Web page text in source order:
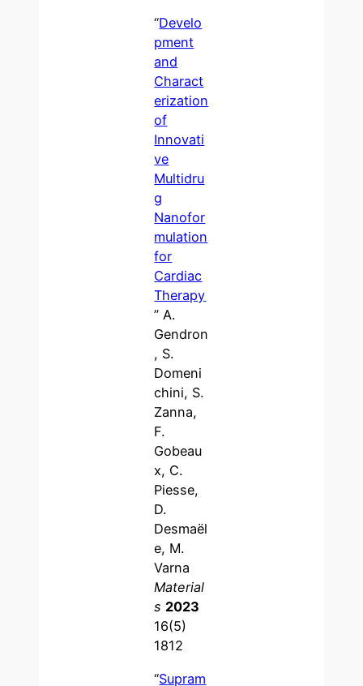
“Develo
pment
and
Charact
erization
of
Innovati
ve
Multidru
g
Nanofor
mulation
for
Cardiac
Therapy
” A.
Gendron
, S.
Domeni
chini, S.
Zanna,
F.
Gobeau
x, C.
Piesse,
D.
Desmaël
e, M.
Varna
Material
s 2023
16(5)
1812
“Supram